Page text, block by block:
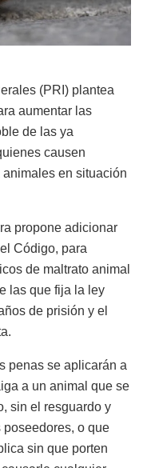
(PRI) plantea
aumentar las
de las ya
causen
en situación
propone adicionar
Código, para
de maltrato animal
las que fija la ley
de prisión y el
penas se aplicarán a
a un animal que se
sin el resguardo y
o que
sin que porten